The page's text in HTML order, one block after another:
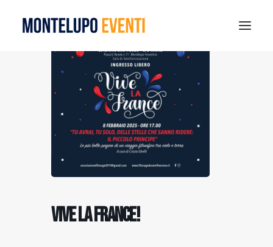
MONTELUPO SPORT DAYS 2026
VISIT MONTELUPO
DOVE MANGIARE
MUSEO DELLA CERAMICA
Vive la France!